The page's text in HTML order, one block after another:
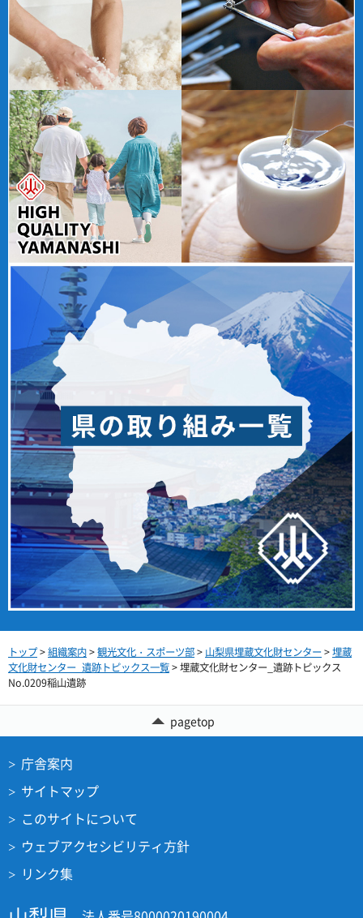
トップ>組織案内>観光文化・スポーツ部> 山梨県埋蔵文化財センター>埋蔵
文化財センター_遺跡トピックス一覧> 埋蔵文化財センター_遺跡トピックス
No.0209稲山遺跡
pagetop
庁舎案内
サイトマップ
このサイトについて
ウェブアクセシビリティ方針
リンク集